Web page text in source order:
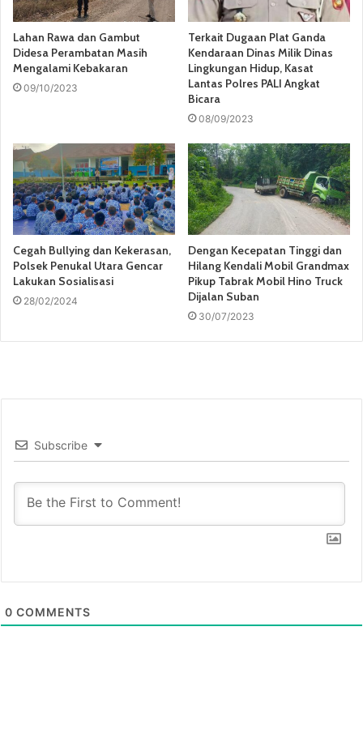
Lahan Rawa dan Gambut
Didesa Perambatan Masih
Mengalami Kebakaran
09/10/2023
Terkait Dugaan Plat Ganda
Kendaraan Dinas Milik Dinas
Lingkungan Hidup, Kasat
Lantas Polres PALI Angkat
Bicara
08/09/2023
Cegah Bullying dan Kekerasan,
Polsek Penukal Utara Gencar
Lakukan Sosialisasi
28/02/2024
Dengan Kecepatan Tinggi dan
Hilang Kendali Mobil Grandmax
Pikup Tabrak Mobil Hino Truck
Dijalan Suban
30/07/2023
Subscribe
0 COMMENTS